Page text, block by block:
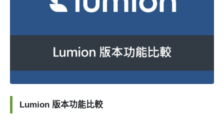
Lumion 版本功能比較